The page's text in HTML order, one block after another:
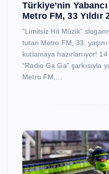
Türkiye’nin
Metro FM, 33 Yıldır
“Limitsiz Hit Müzik”
tutan Metro FM, 33.
kutlamaya hazırlanıyor!
“Radio Ga Ga” şarkısıyla
Metro FM,…